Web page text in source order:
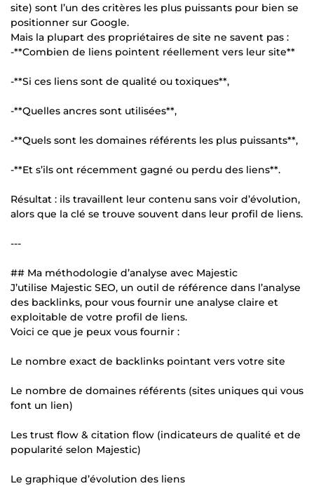
site) sont l’un des critères les plus puissants pour bien se
positionner sur Google.
Mais la plupart des propriétaires de site ne savent pas :
-**Combien de liens pointent réellement vers leur site**
-**Si ces liens sont de qualité ou toxiques**,
-**Quelles ancres sont utilisées**,
-**Quels sont les domaines référents les plus puissants**,
-**Et s’ils ont récemment gagné ou perdu des liens**.
Résultat : ils travaillent leur contenu sans voir d’évolution,
alors que la clé se trouve souvent dans leur profil de liens.
---
## Ma méthodologie d’analyse avec Majestic
J’utilise Majestic SEO, un outil de référence dans l’analyse
des backlinks, pour vous fournir une analyse claire et
exploitable de votre profil de liens.
Voici ce que je peux vous fournir :
Le nombre exact de backlinks pointant vers votre site
Le nombre de domaines référents (sites uniques qui vous
font un lien)
Les trust flow & citation flow (indicateurs de qualité et de
popularité selon Majestic)
Le graphique d’évolution des liens